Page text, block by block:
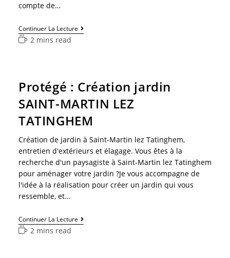
compte de…
Continuer La Lecture
2 mins read
Protégé : Création jardin
SAINT-MARTIN LEZ
TATINGHEM
Création de jardin à Saint-Martin lez Tatinghem,
entretien d'extérieurs et élagage. Vous êtes à la
recherche d'un paysagiste à Saint-Martin lez Tatinghem
pour aménager votre jardin ?Je vous accompagne de
l'idée à la réalisation pour créer un jardin qui vous
ressemble, et…
Continuer La Lecture
2 mins read